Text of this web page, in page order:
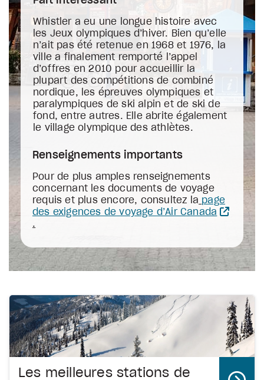
Whistler a eu une longue histoire avec
les Jeux olympiques d’hiver. Bien qu’elle
n’ait pas été retenue en 1968 et 1976, la
ville a finalement remporté l’appel
d’offres en 2010 pour accueillir la
plupart des compétitions de combiné
nordique, les épreuves olympiques et
paralympiques de ski alpin et de ski de
fond, entre autres. Elle abrite également
le village olympique des athlètes.
Renseignements importants
Pour de plus amples renseignements
concernant les documents de voyage
requis et plus encore, consultez la page
des exigences de voyage d’Air Canada
.
Les meilleures stations de